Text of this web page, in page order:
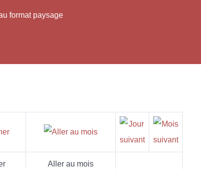
format paysage
Aller au mois